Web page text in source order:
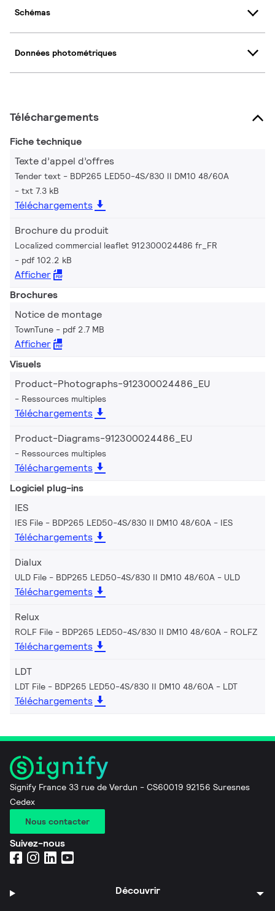
Schémas
Données photométriques
Téléchargements
Fiche technique
Texte d’appel d’offres
Tender text - BDP265 LED50-4S/830 II DM10 48/60A
txt 7.3 kB
Téléchargements
Brochure du produit
Localized commercial leaflet 912300024486 fr_FR
pdf 102.2 kB
Afficher
Brochures
Notice de montage
TownTune pdf 2.7 MB
Afficher
Visuels
Product-Photographs-912300024486_EU
Ressources multiples
Téléchargements
Product-Diagrams-912300024486_EU
Ressources multiples
Téléchargements
Logiciel plug-ins
IES
IES File - BDP265 LED50-4S/830 II DM10 48/60A IES
Téléchargements
Dialux
ULD File - BDP265 LED50-4S/830 II DM10 48/60A ULD
Téléchargements
Relux
ROLF File - BDP265 LED50-4S/830 II DM10 48/60A ROLFZ
Téléchargements
LDT
LDT File - BDP265 LED50-4S/830 II DM10 48/60A LDT
Téléchargements
Signify France 33 rue de Verdun - CS60019 92156 Suresnes
Cedex
Nous contacter
Suivez-nous
Découvrir